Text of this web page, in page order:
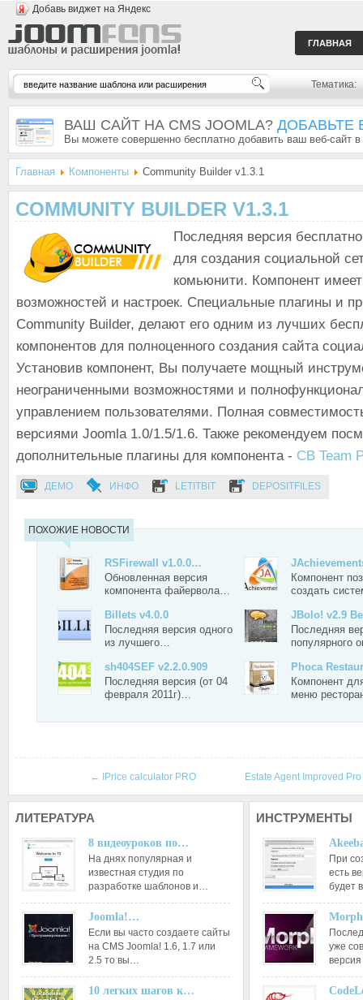
Добавь виджет на Яндекс
ГЛАВНАЯ
Тематика:
ВАШ САЙТ НА CMS JOOMLA? ДОБАВЬТЕ
Вы можете совершенно бесплатно добавить ваш веб-сайт
Главная Компоненты Community Builder v1.3.1
COMMUNITY BUILDER V1.3.1
Последняя версия
для создания социальной
комьюнити. Компонент
возможностей и настроек. Специальные плагины и
Community Builder, делают его одним из лучших
компонентов для полноценного создания сайта
Установив компонент, Вы получаете мощный
неограниченными возможностями и
управлением пользователями. Полная
версиями Joomla 1.0/1.5/1.6. Также рекомендуем
дополнительные плагины для компонента - CB Team
ДЕМО ИНФО LETITBIT DEPOSITFILES
ПОХОЖИЕ НОВОСТИ
RSFirewall v1.0.0…
Обновленная версия
компонента файервола…
Компонент
создать
Billets v4.0.0
Последняя версия одного
из лучшего…
JBolo! v2.9
Последняя
популярного
sh404SEF v2.2.0.909
Последняя версия (от 04
февраля 2011г)…
Phoca
Компонент
меню
← IPrice calculator PRO Estate Agent Improved
ЛИТЕРАТУРА
8 видеоуроков по…
На днях популярная и
известная студия по
разработке шаблонов и…
Joomla!…
Если вы часто создаете сайты
на CMS Joomla! 1.6, 1.7 или
2.5 то вы…
10 легких шагов к…
ИНСТРУМЕНТЫ
При
есть
будет
уже